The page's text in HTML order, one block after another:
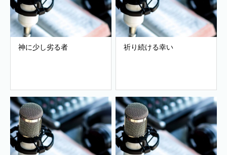
神に少し劣る者 祈り続ける幸い